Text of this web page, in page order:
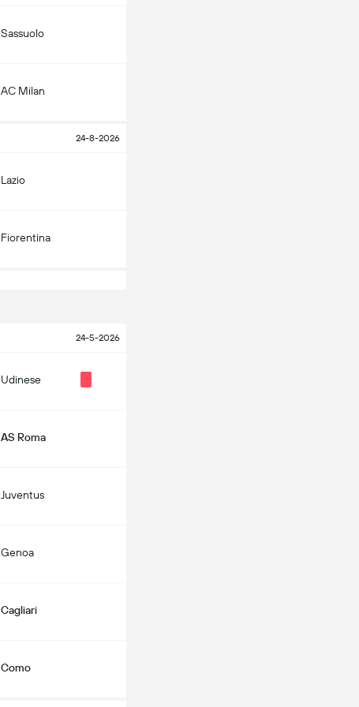
Sassuolo
AC Milan
24-8-2026
Lazio
Fiorentina
24-5-2026
Udinese
AS Roma
Juventus
Genoa
Cagliari
Como